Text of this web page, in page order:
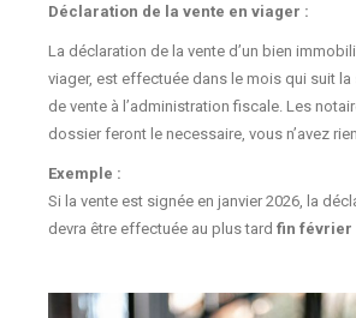
Déclaration de la vente en viager :
La déclaration de la vente d’un bien
viager, est effectuée dans le mois qui suit la
de vente à l’administration fiscale. Les
dossier feront le necessaire, vous n’avez
Exemple :
Si la vente est signée en janvier 2026, la
devra être effectuée au plus tardfin février